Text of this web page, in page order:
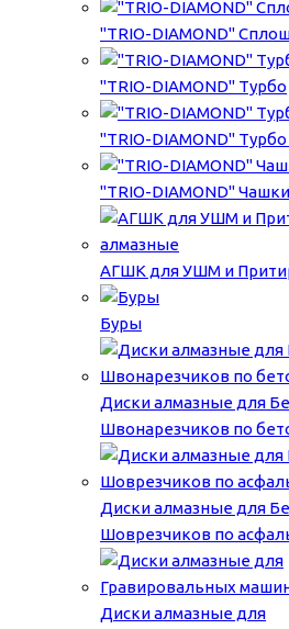
"TRIO-DIAMOND"
"TRIO-DIAMOND" Турбо
"TRIO-DIAMOND"
"TRIO-DIAMOND"
АГШК для УШМ и
Буры
Диски алмазные для
Швонарезчиков по
Диски алмазные для
Шоврезчиков по
Диски алмазные для